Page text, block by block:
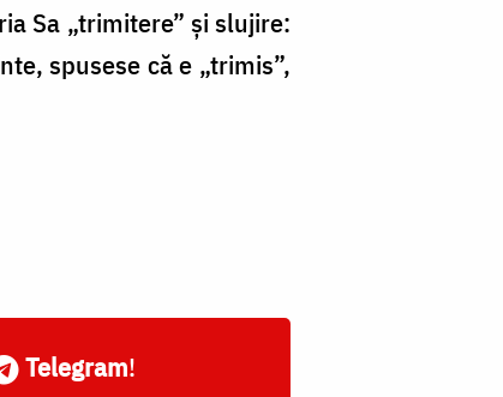
Sa „trimitere” şi slujire:
spusese că e „trimis”,
Telegram!